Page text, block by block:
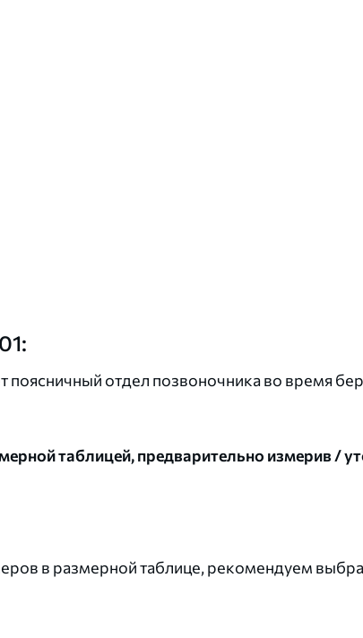
отдел позвоночника во время
таблицей, предварительно измерив /
в размерной таблице, рекомендуем